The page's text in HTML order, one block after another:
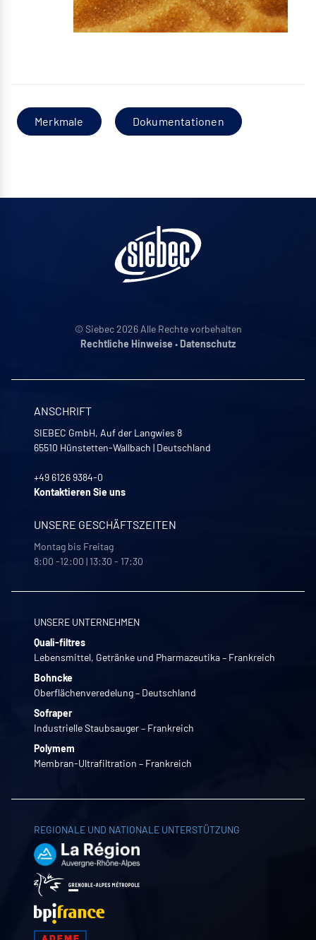
Merkmale Dokumentationen
© Siebec 2026 Alle Rechte vorbehalten
Rechtliche Hinweise • Datenschutz
ANSCHRIFT
SIEBEC GmbH, Auf der Langwies 8
65510 Hünstetten-Wallbach | Deutschland
+49 6126 9384-0
Kontaktieren Sie uns
UNSERE GESCHÄFTSZEITEN
Montag bis Freitag
8:00 -12:00 | 13:30 - 17:30
UNSERE UNTERNEHMEN
Quali-filtres
Lebensmittel, Getränke und Pharmazeutika – Frankreich
Bohncke
Oberflächenveredelung – Deutschland
Sofraper
Industrielle Staubsauger – Frankreich
Polymem
Membran-Ultrafiltration – Frankreich
REGIONALE UND NATIONALE UNTERSTÜTZUNG